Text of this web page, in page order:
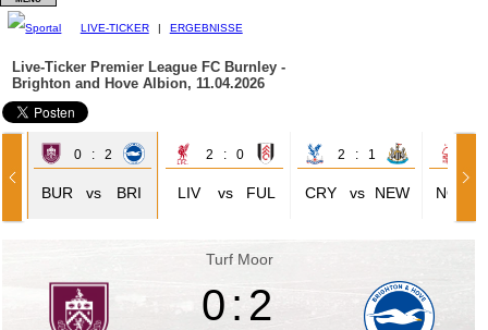
LIVE-TICKER | ERGEBNISSE
Live-Ticker Premier League FC Burnley -
Brighton and Hove Albion, 11.04.2026
0 : 2
BUR vs BRI
2 : 0
LIV vs FUL
2 : 1
CRY vs NEW NOT
Turf Moor
0:2